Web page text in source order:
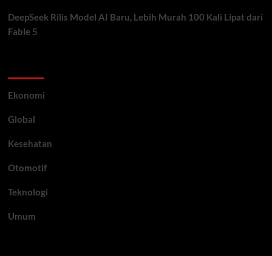
DeepSeek Rilis Model AI Baru, Lebih Murah 100 Kali Lipat dari
Fable 5
Ekonomi
Global
Kesehatan
Otomotif
Teknologi
Umum